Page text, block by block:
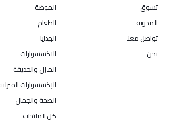
تسوق
المدونة
تواصل معنا
نحن
الموضة
الطعام
الهدايا
الاكسسوارات
المنزل والحديقة
الإكسسوارات
الصحة والجمال
كل المنتجات